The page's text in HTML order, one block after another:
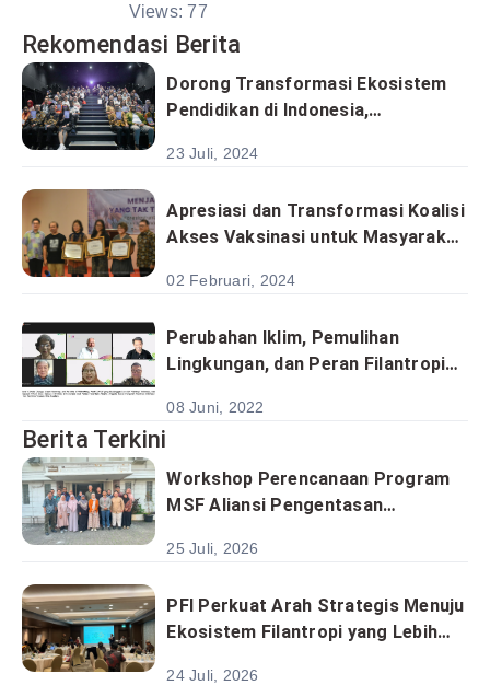
Views: 77
Rekomendasi Berita
Dorong Transformasi Ekosistem
Pendidikan di Indonesia,
dan Tanoto Foundation Luncurkan
23 Juli, 2024
Apresiasi dan Transformasi Koalisi
Akses Vaksinasi untuk Masyarakat
02 Februari, 2024
Perubahan Iklim, Pemulihan
Lingkungan, dan Peran Filantropi
08 Juni, 2022
Berita Terkini
Workshop Perencanaan Program
MSF Aliansi Pengentasan
Sektoral Menuju Implementasi
25 Juli, 2026
PFI Perkuat Arah Strategis Menuju
Ekosistem Filantropi yang Lebih
24 Juli, 2026